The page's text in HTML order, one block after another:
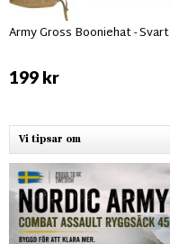
Army Gross Booniehat - Svart
199 kr
Vi tipsar om